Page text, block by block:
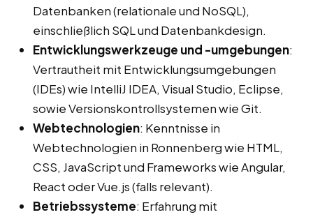
Datenbanken (relationale und NoSQL),
einschließlich SQL und Datenbankdesign.
Entwicklungswerkzeuge und -umgebungen:
Vertrautheit mit Entwicklungsumgebungen
(IDEs) wie IntelliJ IDEA, Visual Studio, Eclipse,
sowie Versionskontrollsystemen wie Git.
Webtechnologien: Kenntnisse in
Webtechnologien in Ronnenberg wie HTML,
CSS, JavaScript und Frameworks wie Angular,
React oder Vue.js (falls relevant).
Betriebssysteme: Erfahrung mit